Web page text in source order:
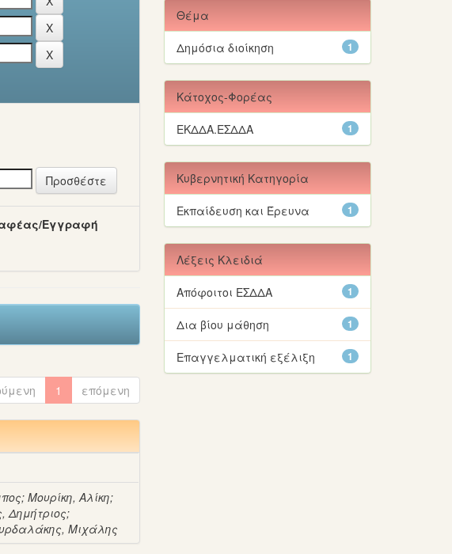
Εγγραφή
1 επόμενη
;Μουρίκη, Αλίκη;
Δημήτριος;
Μιχάλης
Θέμα
1
Δημόσια διοίκηση
Κάτοχος-Φορέας
1
ΕΚΔΔΑ.ΕΣΔΔΑ
Κυβερνητική Κατηγορία
1
Εκπαίδευση και Έρευνα
Λέξεις Κλειδιά
1
Απόφοιτοι ΕΣΔΔΑ
1
Δια βίου μάθηση
1
Επαγγελματική εξέλιξη